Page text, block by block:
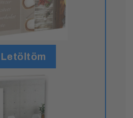
Letöltöm